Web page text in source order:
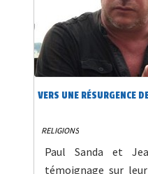
VERS UNE RÉSURGENCE
RELIGIONS
Paul Sanda et
témoignage sur